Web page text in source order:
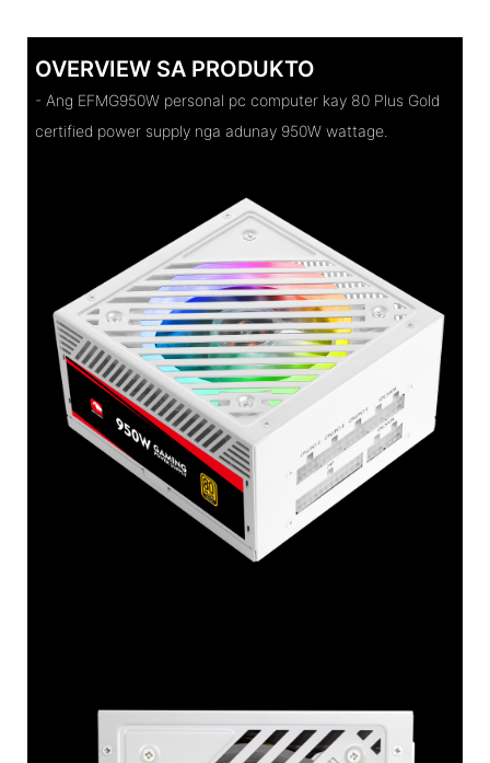
OVERVIEW SA PRODUKTO
- Ang EFMG950W personal pc computer kay 80 Plus Gold
certified power supply nga adunay 950W wattage.